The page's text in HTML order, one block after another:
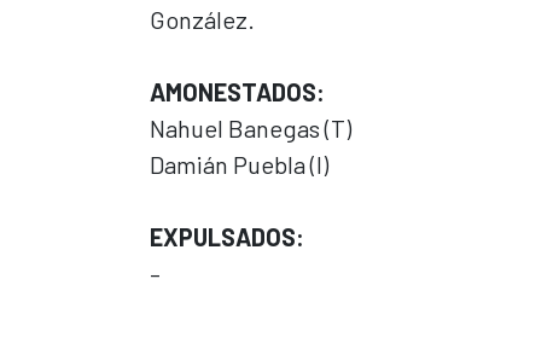
González.
AMONESTADOS:
Nahuel Banegas (T)
Damián Puebla (I)
EXPULSADOS:
–